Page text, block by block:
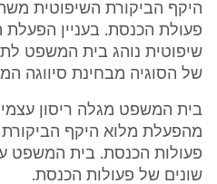
היקף הביקורת השיפוטית
פעולת הכנסת. בעניין הפעלת
שיפוטית נוהג בית המשפט
של הסוגיה מבחינת סיווגה
בית המשפט מגלה ריסון
מהפעלת מלוא היקף
פעולות הכנסת. בית המשפט
שונים של פעולות הכנסת.